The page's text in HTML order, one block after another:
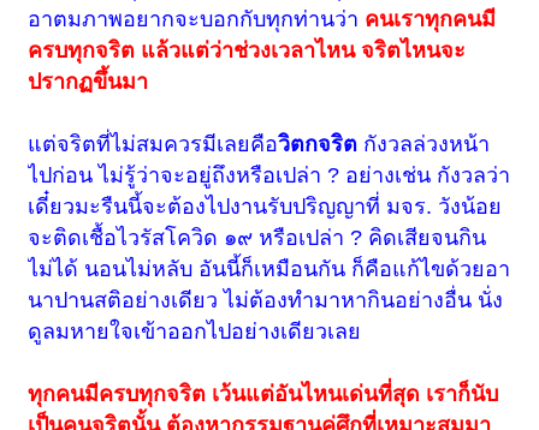
อาตมภาพอยากจะบอกกับทุกท่านว่า คนเราทุกคนมี
ครบทุกจริต แล้วแต่ว่าช่วงเวลาไหน จริตไหนจะ
ปรากฏขึ้นมา
แต่จริตที่ไม่สมควรมีเลยคือวิตกจริต กังวลล่วงหน้า
ไปก่อน ไม่รู้ว่าจะอยู่ถึงหรือเปล่า ? อย่างเช่น กังวลว่า
เดี๋ยวมะรืนนี้จะต้องไปงานรับปริญญาที่ มจร. วังน้อย
จะติดเชื้อไวรัสโควิด ๑๙ หรือเปล่า ? คิดเสียจนกิน
ไม่ได้ นอนไม่หลับ อันนี้ก็เหมือนกัน ก็คือแก้ไขด้วยอา
นาปานสติอย่างเดียว ไม่ต้องทำมาหากินอย่างอื่น นั่ง
ดูลมหายใจเข้าออกไปอย่างเดียวเลย
ทุกคนมีครบทุกจริต เว้นแต่อันไหนเด่นที่สุด เราก็นับ
เป็นคนจริตนั้น ต้องหากรรมฐานคู่ศึกที่เหมาะสมมา